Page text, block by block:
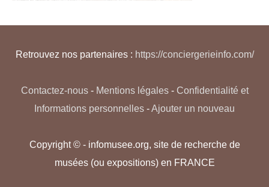
Retrouvez nos partenaires : https://conciergerieinfo.com/
Contactez-nous- Mentions légales- Confidentialité et
Informations personnelles -Ajouter un nouveau
Copyright © - infomusee.org, site de recherche de
musées (ou expositions) en FRANCE